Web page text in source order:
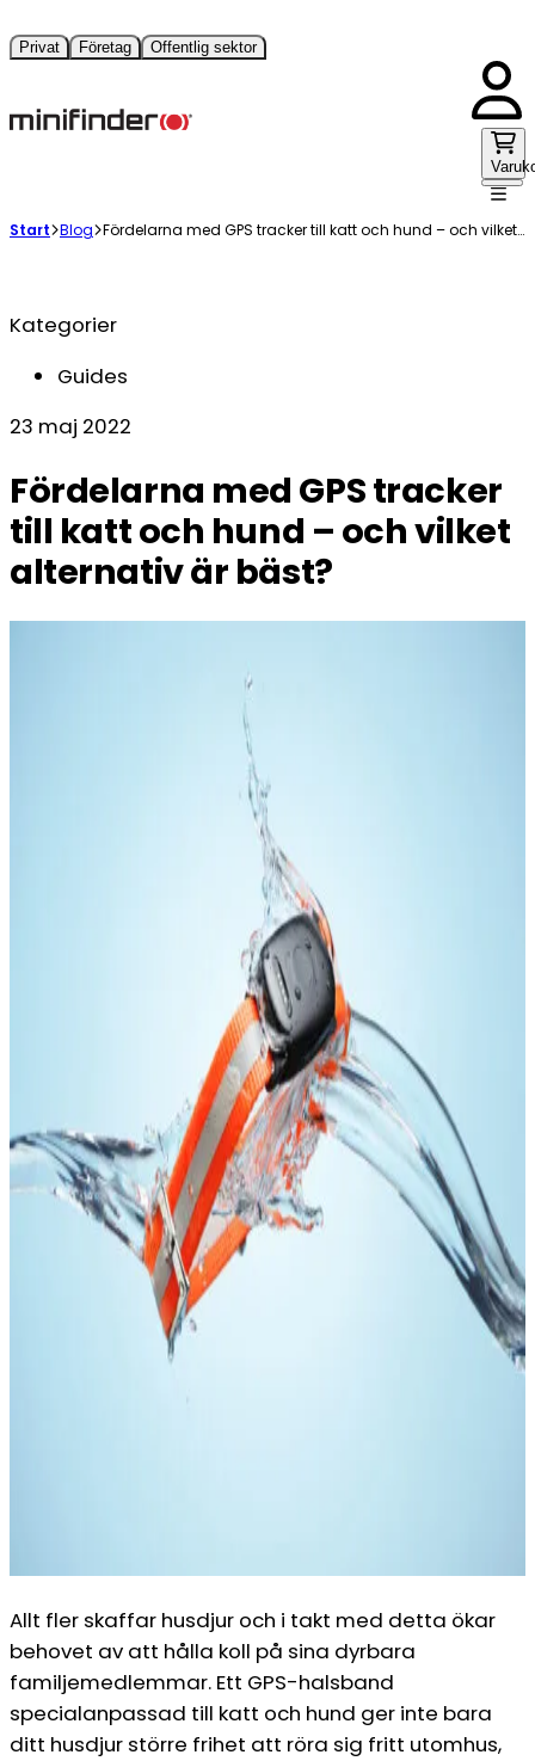
Privat Företag Offentlig sektor
Start Blog Fördelarna med GPS tracker till katt och hund – och vilket alternativ är bäst?
Kategorier
Guides
23 maj 2022
Fördelarna med GPS tracker
till katt och hund – och vilket
alternativ är bäst?
Allt fler skaffar husdjur och i takt med detta ökar
behovet av att hålla koll på sina dyrbara
familjemedlemmar. Ett GPS-halsband
specialanpassad till katt och hund ger inte bara
ditt husdjur större frihet att röra sig fritt utomhus,